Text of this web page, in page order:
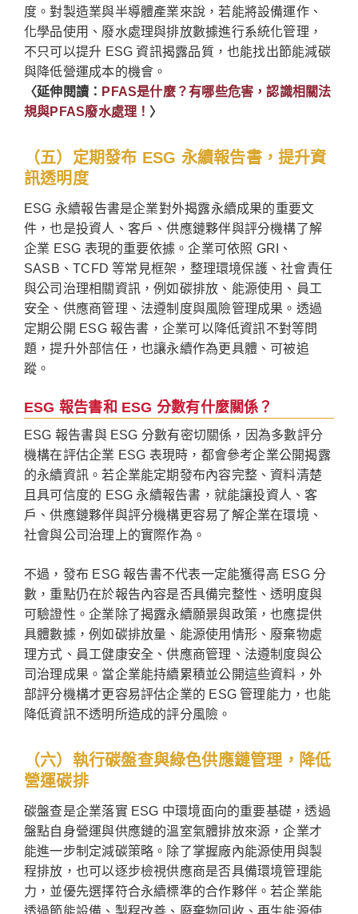
度。對製造業與半導體產業來說，若能將設備運作、
化學品使用、廢水處理與排放數據進行系統化管理，
不只可以提升 ESG 資訊揭露品質，也能找出節能減碳
與降低營運成本的機會。
〈延伸閱讀： PFAS是什麼？有哪些危害，認識相關法
規與PFAS廢水處理！ 〉
（五）定期發布 ESG 永續報告書，提升資
訊透明度
ESG 永續報告書是企業對外揭露永續成果的重要文
件，也是投資人、客戶、供應鏈夥伴與評分機構了解
企業 ESG 表現的重要依據。企業可依照 GRI、
SASB、TCFD 等常見框架，整理環境保護、社會責任
與公司治理相關資訊，例如碳排放、能源使用、員工
安全、供應商管理、法遵制度與風險管理成果。透過
定期公開 ESG 報告書，企業可以降低資訊不對等問
題，提升外部信任，也讓永續作為更具體、可被追
蹤。
ESG 報告書和 ESG 分數有什麼關係？
ESG 報告書與 ESG 分數有密切關係，因為多數評分
機構在評估企業 ESG 表現時，都會參考企業公開揭露
的永續資訊。若企業能定期發布內容完整、資料清楚
且具可信度的 ESG 永續報告書，就能讓投資人、客
戶、供應鏈夥伴與評分機構更容易了解企業在環境、
社會與公司治理上的實際作為。
不過，發布 ESG 報告書不代表一定能獲得高 ESG 分
數，重點仍在於報告內容是否具備完整性、透明度與
可驗證性。企業除了揭露永續願景與政策，也應提供
具體數據，例如碳排放量、能源使用情形、廢棄物處
理方式、員工健康安全、供應商管理、法遵制度與公
司治理成果。當企業能持續累積並公開這些資料，外
部評分機構才更容易評估企業的 ESG 管理能力，也能
降低資訊不透明所造成的評分風險。
（六）執行碳盤查與綠色供應鏈管理，降低
營運碳排
碳盤查是企業落實 ESG 中環境面向的重要基礎，透過
盤點自身營運與供應鏈的溫室氣體排放來源，企業才
能進一步制定減碳策略。除了掌握廠內能源使用與製
程排放，也可以逐步檢視供應商是否具備環境管理能
力，並優先選擇符合永續標準的合作夥伴。若企業能
透過節能設備、製程改善、廢棄物回收、再生能源使